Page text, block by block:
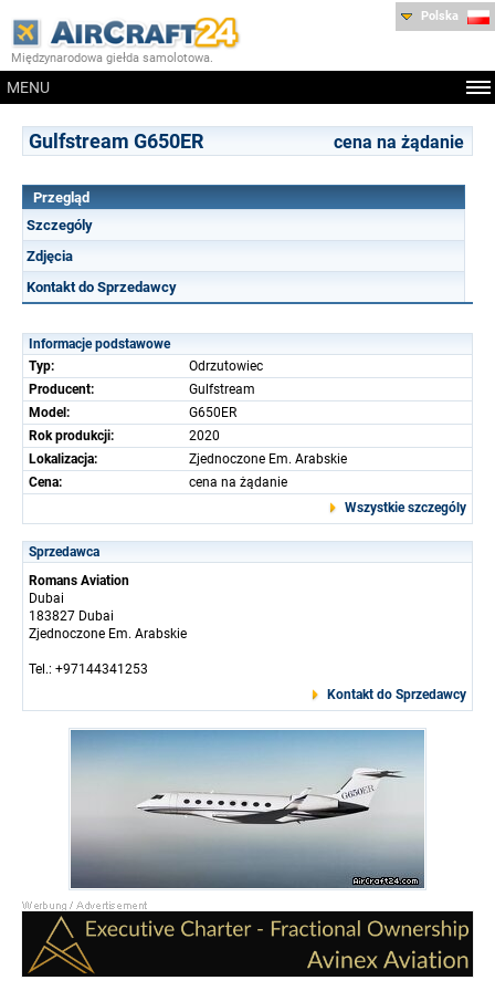
Międzynarodowa giełda samolotowa.
MENU
Polska
Gulfstream G650ER cena na żądanie
Przegląd
Szczególy
Zdjęcia
Kontakt do Sprzedawcy
Informacje podstawowe
Typ:
Odrzutowiec
Producent:
Gulfstream
Model:
G650ER
Rok produkcji:
2020
Lokalizacja:
Zjednoczone Em. Arabskie
Cena:
cena na żądanie
Wszystkie szczególy
Sprzedawca
Romans Aviation
Dubai
183827 Dubai
Zjednoczone Em. Arabskie
Tel.: +97144341253
Kontakt do Sprzedawcy